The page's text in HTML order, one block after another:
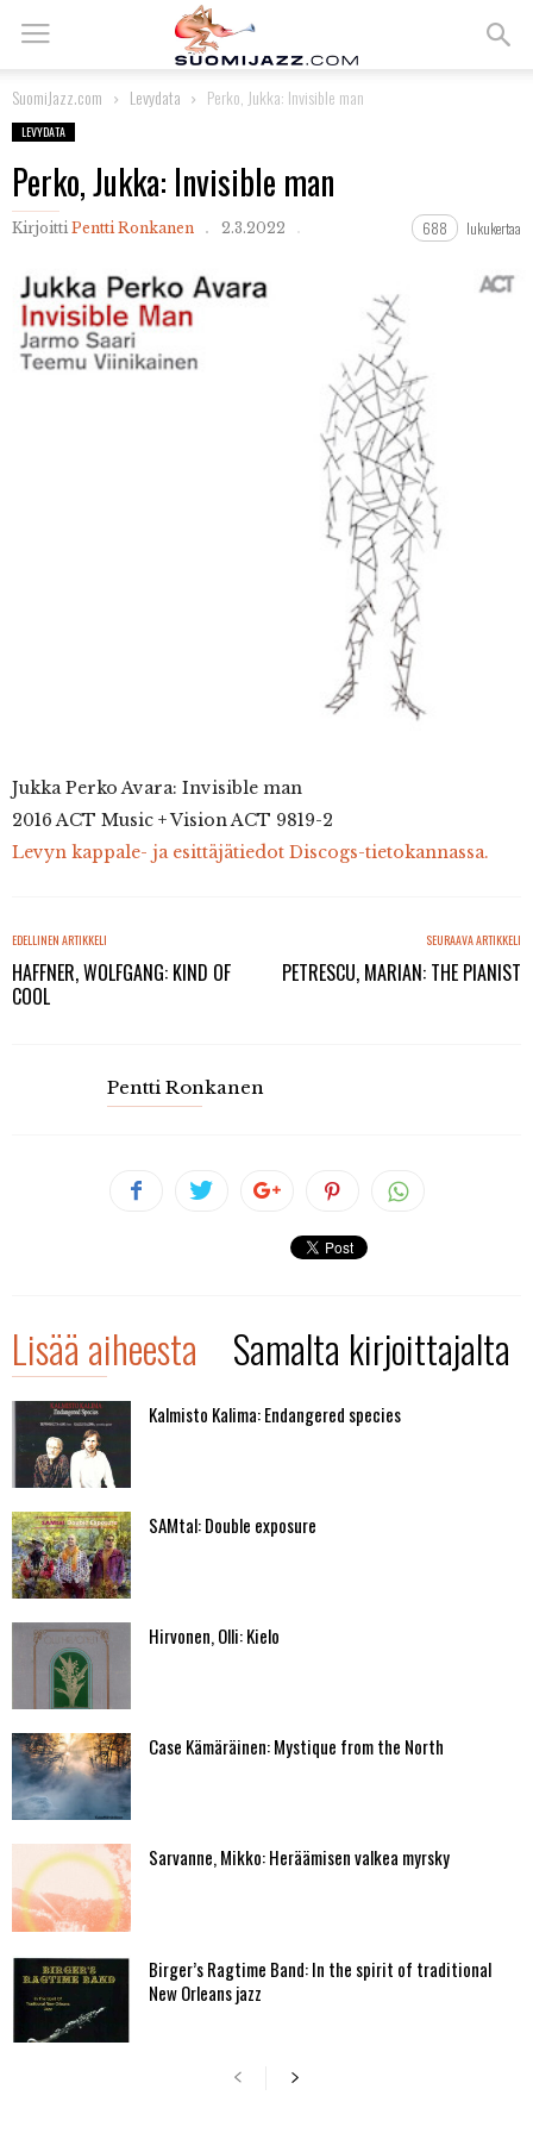
SuomiJazz.com Levydata Perko, Jukka: Invisible man
LEVYDATA
Perko, Jukka: Invisible man
Kirjoitti Pentti Ronkanen 2.3.2022 688 lukukertaa
Jukka Perko Avara: Invisible man
2016 ACT Music + Vision ACT 9819-2
Levyn kappale- ja esittäjätiedot Discogs-tietokannassa.
EDELLINEN ARTIKKELI
HAFFNER, WOLFGANG: KIND OF
COOL
SEURAAVA ARTIKKELI
PETRESCU, MARIAN: THE PIANIST
Pentti Ronkanen
Lisää aiheesta Samalta kirjoittajalta
Kalmisto Kalima: Endangered species
SAMtal: Double exposure
Hirvonen, Olli: Kielo
Case Kämäräinen: Mystique from the North
Sarvanne, Mikko: Heräämisen valkea myrsky
Birger’s Ragtime Band: In the spirit of traditional
New Orleans jazz